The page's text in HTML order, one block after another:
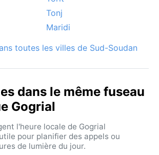
Tonj
Maridi
toutes les villes de Sud-Soudan
dans le même fuseau
Gogrial
l'heure locale de Gogrial
pour planifier des appels ou
de lumière du jour.